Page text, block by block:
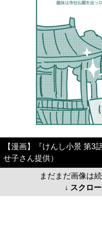
【漫画】『けんし小景 第
せ子さん提供）
まだまだ画像は
↓ スクロ